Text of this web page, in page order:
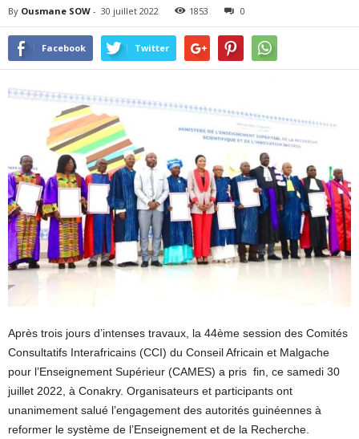
By Ousmane SOW - 30 juillet 2022 1853 0
Facebook Twitter
Après trois jours d’intenses travaux, la 44ème session des Comités
Consultatifs Interafricains (CCI) du Conseil Africain et Malgache
pour l’Enseignement Supérieur (CAMES) a pris fin, ce samedi 30
juillet 2022, à Conakry. Organisateurs et participants ont
unanimement salué l’engagement des autorités guinéennes à
reformer le système de l’Enseignement et de la Recherche.